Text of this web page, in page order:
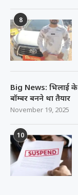
8
Big News: भिलाई
बॉम्बर बनने था तैयार
November 19, 2025
10